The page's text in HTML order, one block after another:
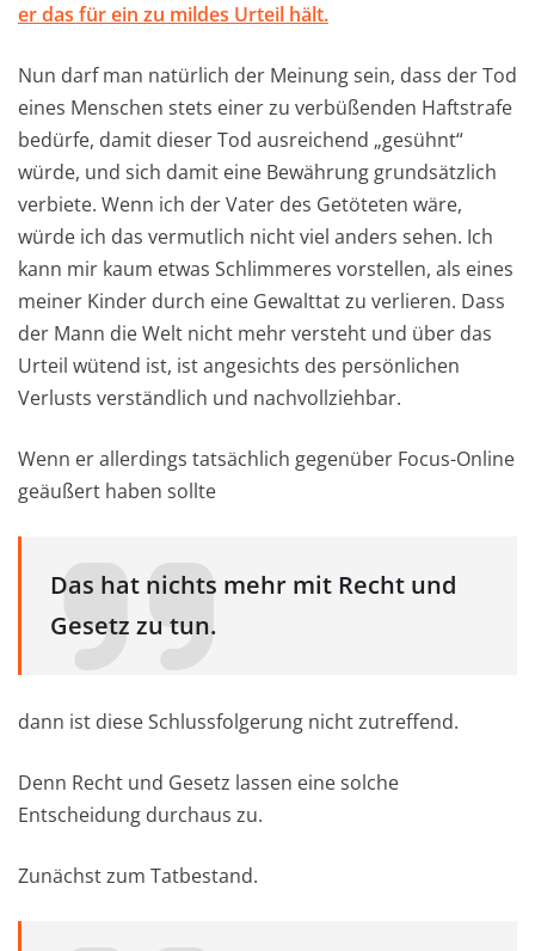
er das für ein zu mildes Urteil hält.
Nun darf man natürlich der Meinung sein, dass der Tod
eines Menschen stets einer zu verbüßenden Haftstrafe
bedürfe, damit dieser Tod ausreichend „gesühnt“
würde, und sich damit eine Bewährung grundsätzlich
verbiete. Wenn ich der Vater des Getöteten wäre,
würde ich das vermutlich nicht viel anders sehen. Ich
kann mir kaum etwas Schlimmeres vorstellen, als eines
meiner Kinder durch eine Gewalttat zu verlieren. Dass
der Mann die Welt nicht mehr versteht und über das
Urteil wütend ist, ist angesichts des persönlichen
Verlusts verständlich und nachvollziehbar.
Wenn er allerdings tatsächlich gegenüber Focus-Online
geäußert haben sollte
Das hat nichts mehr mit Recht und
Gesetz zu tun.
dann ist diese Schlussfolgerung nicht zutreffend.
Denn Recht und Gesetz lassen eine solche
Entscheidung durchaus zu.
Zunächst zum Tatbestand.